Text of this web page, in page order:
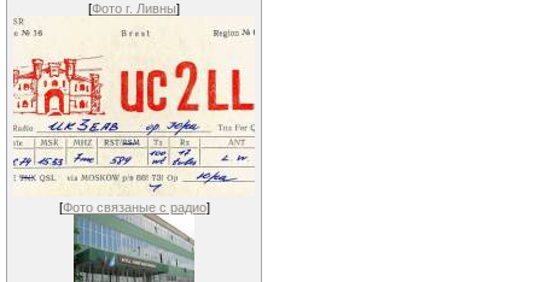
[Фото г. Ливны]
[Фото связаные с радио]